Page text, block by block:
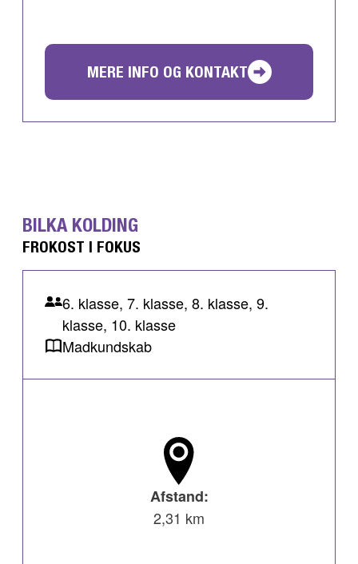
MERE INFO OG KONTAKT
BILKA KOLDING
FROKOST I FOKUS
6. klasse, 7. klasse, 8. klasse, 9.
klasse, 10. klasse
Madkundskab
Afstand:
2,31 km